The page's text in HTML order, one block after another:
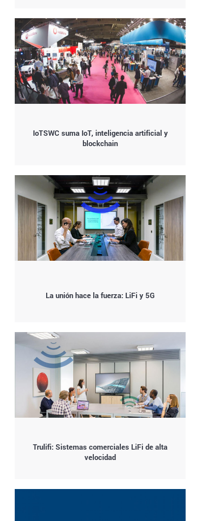
IoTSWC suma IoT, inteligencia artificial y
blockchain
La unión hace la fuerza: LiFi y 5G
Trulifi: Sistemas comerciales LiFi de alta
velocidad